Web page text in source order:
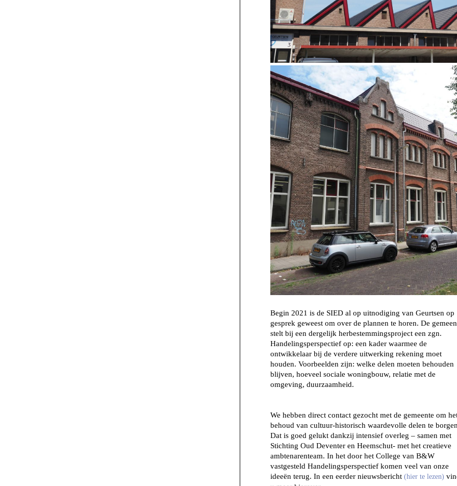
Begin 2021 is de SIED al op uitnodiging van Geurtsen op
gesprek geweest om over de plannen te horen. De
stelt bij een dergelijk herbestemmingsproject een zgn.
Handelingsperspectief op: een kader waarmee de
ontwikkelaar bij de verdere uitwerking rekening moet
houden. Voorbeelden zijn: welke delen moeten behouden
blijven, hoeveel sociale woningbouw, relatie met de
omgeving, duurzaamheid.
We hebben direct contact gezocht met de gemeente om
behoud van cultuur-historisch waardevolle delen te
Dat is goed gelukt dankzij intensief overleg – samen met
Stichting Oud Deventer en Heemschut- met het creatieve
ambtenarenteam. In het door het College van B&W
vastgesteld Handelingsperspectief komen veel van onze
ideeën terug. In een eerder nieuwsbericht (hier te lezen)